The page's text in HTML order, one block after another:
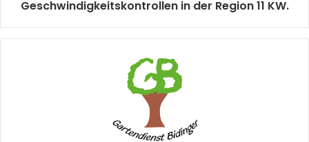
Geschwindigkeitskontrollen in der Region 11 KW.